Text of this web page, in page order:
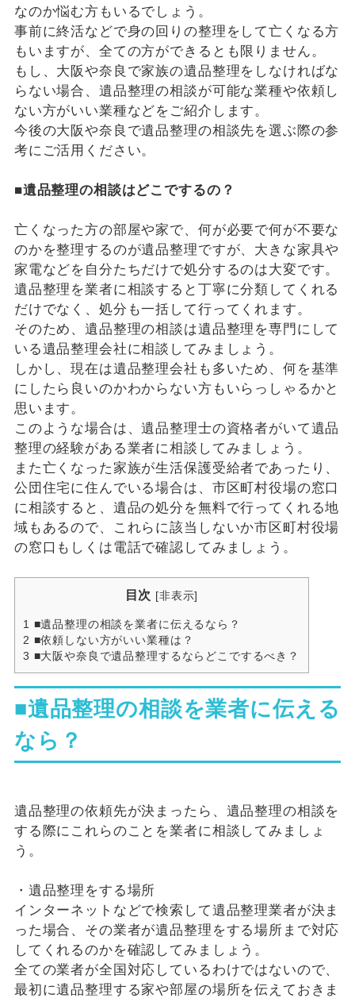
なのか悩む方もいるでしょう。
事前に終活などで身の回りの整理をして亡くなる方
もいますが、全ての方ができるとも限りません。
もし、大阪や奈良で家族の遺品整理をしなければな
らない場合、遺品整理の相談が可能な業種や依頼し
ない方がいい業種などをご紹介します。
今後の大阪や奈良で遺品整理の相談先を選ぶ際の参
考にご活用ください。
■遺品整理の相談はどこでするの？
亡くなった方の部屋や家で、何が必要で何が不要な
のかを整理するのが遺品整理ですが、大きな家具や
家電などを自分たちだけで処分するのは大変です。
遺品整理を業者に相談すると丁寧に分類してくれる
だけでなく、処分も一括して行ってくれます。
そのため、遺品整理の相談は遺品整理を専門にして
いる遺品整理会社に相談してみましょう。
しかし、現在は遺品整理会社も多いため、何を基準
にしたら良いのかわからない方もいらっしゃるかと
思います。
このような場合は、遺品整理士の資格者がいて遺品
整理の経験がある業者に相談してみましょう。
また亡くなった家族が生活保護受給者であったり、
公団住宅に住んでいる場合は、市区町村役場の窓口
に相談すると、遺品の処分を無料で行ってくれる地
域もあるので、これらに該当しないか市区町村役場
の窓口もしくは電話で確認してみましょう。
目次 [非表示]
1
■遺品整理の相談を業者に伝えるなら？
2 ■依頼しない方がいい業種は？
3 ■大阪や奈良で遺品整理するならどこでするべき？
■遺品整理の相談を業者に伝える
なら？
遺品整理の依頼先が決まったら、遺品整理の相談を
する際にこれらのことを業者に相談してみましょ
う。
・遺品整理をする場所
インターネットなどで検索して遺品整理業者が決ま
った場合、その業者が遺品整理をする場所まで対応
してくれるのかを確認してみましょう。
全ての業者が全国対応しているわけではないので、
最初に遺品整理する家や部屋の場所を伝えておきま